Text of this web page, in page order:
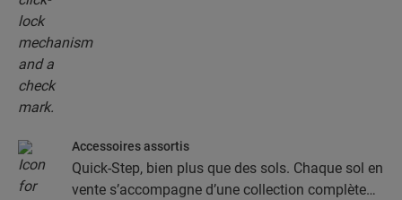
Accessoires assortis
Quick-Step, bien plus que des sols. Chaque sol en
vente s’accompagne d’une collection complète